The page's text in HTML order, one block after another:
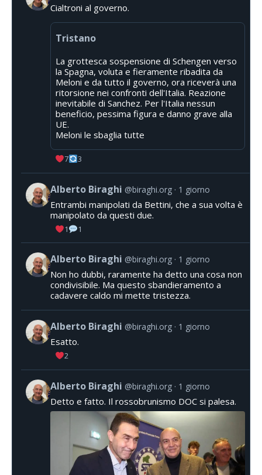
Cialtroni al governo.
Tristano
La grottesca sospensione di Schengen verso
la Spagna, voluta e fieramente ribadita da
Meloni e da tutto il governo, ora riceverà una
ritorsione nei confronti dell'Italia. Reazione
inevitabile di Sanchez. Per l'Italia nessun
beneficio, pessima figura e danno grave alla
UE.
Meloni le sbaglia tutte
7 3
Alberto Biraghi @biraghi.org 1 giorno
Entrambi manipolati da Bettini, che a sua volta è
manipolato da questi due.
1 1
Alberto Biraghi @biraghi.org 1 giorno
Non ho dubbi, raramente ha detto una cosa non
condivisibile. Ma questo sbandieramento a
cadavere caldo mi mette tristezza.
Alberto Biraghi @biraghi.org 1 giorno
Esatto.
2
Alberto Biraghi @biraghi.org 1 giorno
Detto e fatto. Il rossobrunismo DOC si palesa.